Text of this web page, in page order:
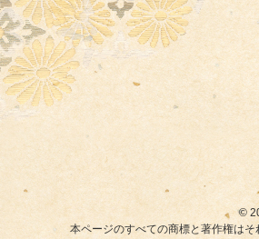
©
本ページのすべての商標と著作権はそ